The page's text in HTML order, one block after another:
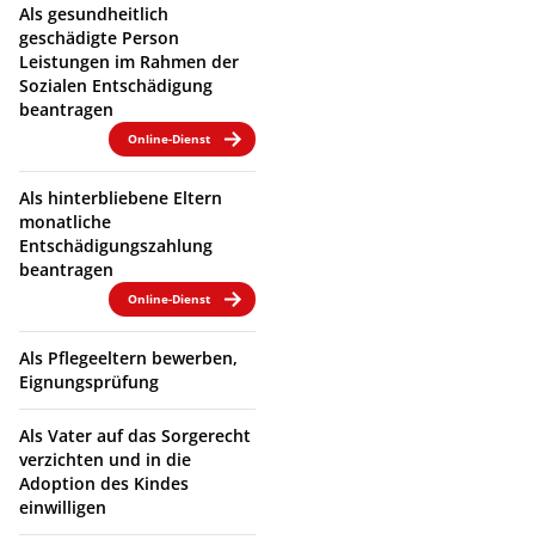
Als gesundheitlich
geschädigte Person
Leistungen im Rahmen der
Sozialen Entschädigung
beantragen
Online-Dienst
Als hinterbliebene Eltern
monatliche
Entschädigungszahlung
beantragen
Online-Dienst
Als Pflegeeltern bewerben,
Eignungsprüfung
Als Vater auf das Sorgerecht
verzichten und in die
Adoption des Kindes
einwilligen